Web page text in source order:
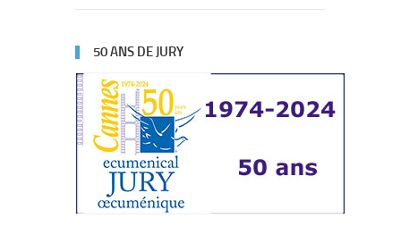
50 ANS DE JURY